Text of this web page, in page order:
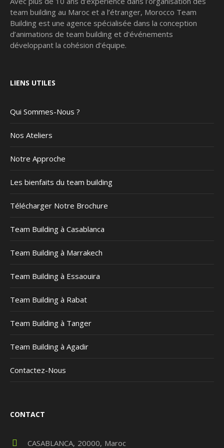
team building au Maroc et a l’étranger, Morocco Team
Building est une agence spécialisée dans la conception
d’animations de team building et d'événements
développant la cohésion d'équipe.
LIENS UTILES
Qui Sommes-Nous ?
Nos Ateliers
Notre Approche
Les bienfaits du team building
Télécharger Notre Brochure
Team Building à Casablanca
Team Building à Marrakech
Team Building à Essaouira
Team Building à Rabat
Team Building à Tanger
Team Building à Agadir
Contactez-Nous
CONTACT
CASABLANCA 20000 Maroc